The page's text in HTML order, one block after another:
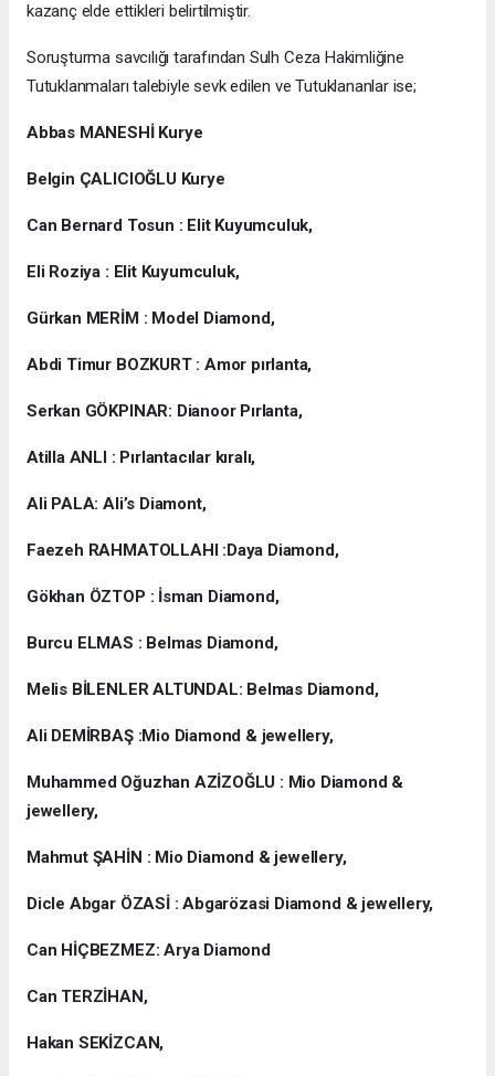
kazanç elde ettikleri belirtilmiştir.
Soruşturma savcılığı tarafından Sulh Ceza Hakimliğine
Tutuklanmaları talebiyle sevk edilen ve Tutuklananlar ise;
Abbas MANESHİ Kurye
Belgin ÇALICIOĞLU Kurye
Can Bernard Tosun : Elit Kuyumculuk,
Eli Roziya : Elit Kuyumculuk,
Gürkan MERİM : Model Diamond,
Abdi Timur BOZKURT : Amor pırlanta,
Serkan GÖKPINAR: Dianoor Pırlanta,
Atilla ANLI : Pırlantacılar kıralı,
Ali PALA: Ali’s Diamont,
Faezeh RAHMATOLLAHI :Daya Diamond,
Gökhan ÖZTOP : İsman Diamond,
Burcu ELMAS : Belmas Diamond,
Melis BİLENLER ALTUNDAL: Belmas Diamond,
Ali DEMİRBAŞ :Mio Diamond & jewellery,
Muhammed Oğuzhan AZİZOĞLU : Mio Diamond &
jewellery,
Mahmut ŞAHİN : Mio Diamond & jewellery,
Dicle Abgar ÖZASİ : Abgarözasi Diamond & jewellery,
Can HİÇBEZMEZ: Arya Diamond
Can TERZİHAN,
Hakan SEKİZCAN,